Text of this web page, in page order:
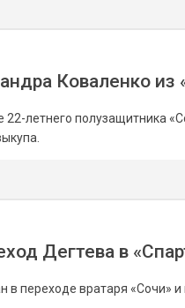
Коваленко из
летнего полузащитника
Дегтева в
в переходе вратаря